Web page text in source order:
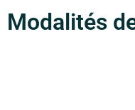
Modalités